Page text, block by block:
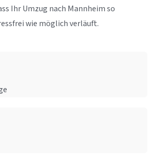
Ihr Umzug nach Mannheim so
wie möglich verläuft.